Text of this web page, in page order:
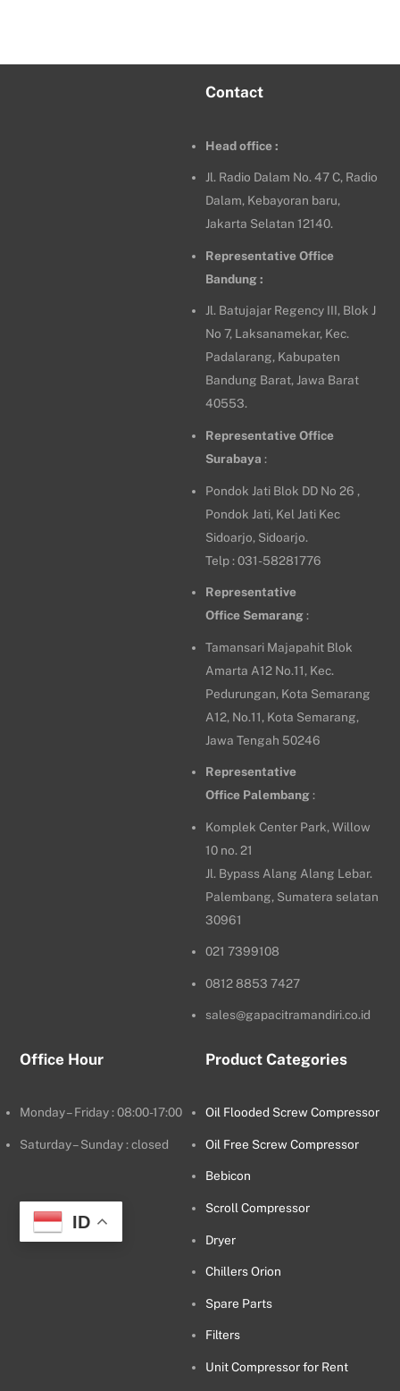
Contact
Head office :
Jl. Radio Dalam No. 47 C, Radio
Dalam, Kebayoran baru,
Jakarta Selatan 12140.
Representative Office
Bandung :
Jl. Batujajar Regency III, Blok J
No 7, Laksanamekar, Kec.
Padalarang, Kabupaten
Bandung Barat, Jawa Barat
40553.
Representative Office
Surabaya :
Pondok Jati Blok DD No 26 ,
Pondok Jati, Kel Jati Kec
Sidoarjo, Sidoarjo.
Telp : 031-58281776
Representative
Office Semarang :
Tamansari Majapahit Blok
Amarta A12 No.11, Kec.
Pedurungan, Kota Semarang
A12, No.11, Kota Semarang,
Jawa Tengah 50246
Representative
Office Palembang:
Komplek Center Park, Willow
10 no. 21
Jl. Bypass Alang Alang Lebar.
Palembang, Sumatera selatan
30961
021 7399108
0812 8853 7427
sales@gapacitramandiri.co.id
Office Hour
Monday – Friday : 08:00-17:00
Saturday – Sunday : closed
ID
Product Categories
Oil Flooded Screw Compressor
Oil Free Screw Compressor
Bebicon
Scroll Compressor
Dryer
Chillers Orion
Spare Parts
Filters
Unit Compressor for Rent